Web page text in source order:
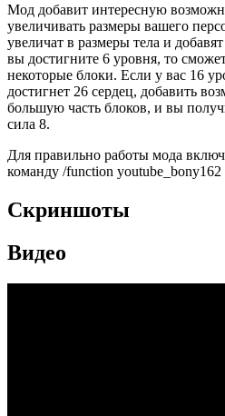
Мод добавит интересную
увеличивать размеры вашего
увеличат в размеры тела и
вы достигните 6 уровня, то
некоторые блоки. Если у вас 16
достигнет 26 сердец, добавить
большую часть блоков, и вы
сила 8.
Для правильно работы мода
команду /function youtube_bony162
Скриншоты
Видео